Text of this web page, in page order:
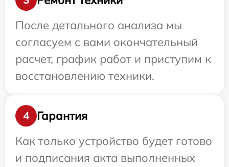
После детального анализа мы
согласуем с вами окончательный
расчет, график работ и приступим к
восстановлению техники.
4
Гарантия
Как только устройство будет готово
и подписания акта выполненных